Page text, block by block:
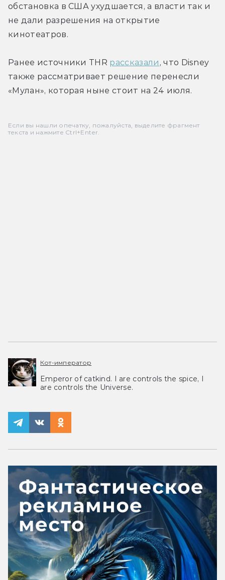
обстановка в США ухудшается, а власти так и
не дали разрешения на открытие
кинотеатров.
Ранее источники THR рассказали , что Disney
также рассматривает решение перенесли
«Мулан», которая ныне стоит на 24 июля.
Если вы нашли опечатку, пожалуйста, выделите фрагмент
текста и нажмите Ctrl+Enter.
Кот-император
Emperor of catkind. I are controls the spice, I
are controls the Universe.